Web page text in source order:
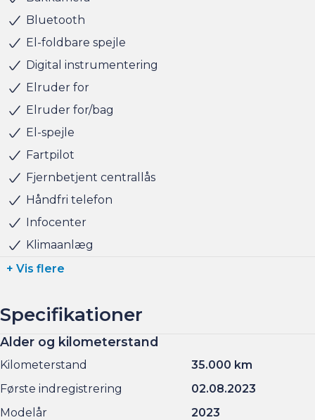
hvis du har behov for at få afsat den.
Bluetooth
El-foldbare spejle
Digital instrumentering
Elruder for
Elruder for/bag
El-spejle
Fartpilot
Fjernbetjent centrallås
Håndfri telefon
Infocenter
Klimaanlæg
+ Vis flere
Specifikationer
Alder og kilometerstand
Kilometerstand
35.000 km
Første indregistrering
02.08.2023
Modelår
2023